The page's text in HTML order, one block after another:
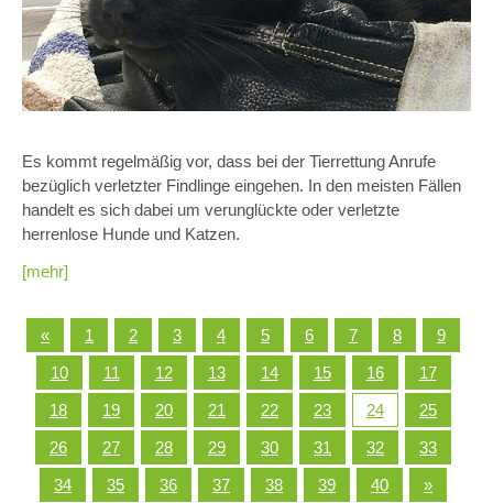
Es kommt regelmäßig vor, dass bei der Tierrettung Anrufe
bezüglich verletzter Findlinge eingehen. In den meisten Fällen
handelt es sich dabei um verunglückte oder verletzte
herrenlose Hunde und Katzen.
[mehr]
« 1 2 3 4 5 6 7 8
9
10
11 12 13 14 15 16
17
18
19 20 21 22 23 24
25
26
27 28 29 30 31 32
33
34
35 36 37 38 39 40 »